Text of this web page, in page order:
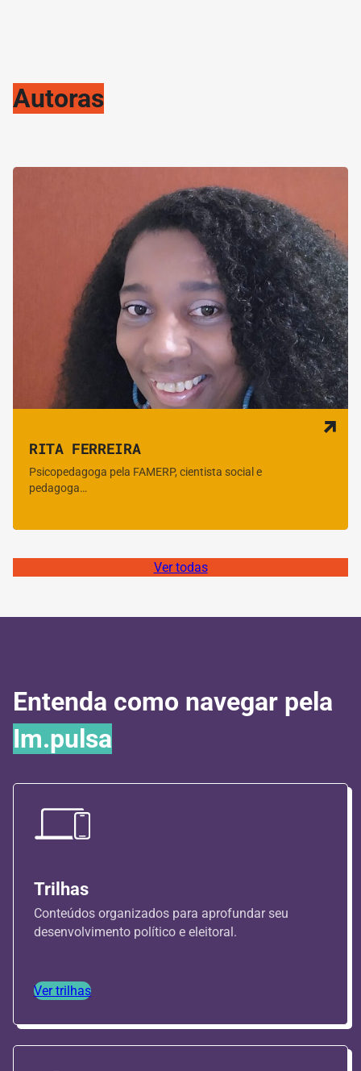
Autoras
RITA FERREIRA
Psicopedagoga pela FAMERP, cientista social e
pedagoga…
Ver todas
Entenda como navegar pela
Im.pulsa
Trilhas
Conteúdos organizados para aprofundar seu
desenvolvimento político e eleitoral.
Ver trilhas